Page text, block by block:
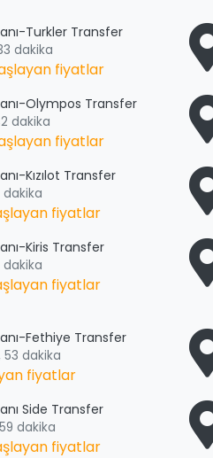
Turkler Transfer
dakika
fiyatlar
Olympos Transfer
dakika
fiyatlar
Kızılot Transfer
dakika
fiyatlar
Kiris Transfer
dakika
fiyatlar
Fethiye Transfer
dakika
fiyatlar
Side Transfer
dakika
fiyatlar